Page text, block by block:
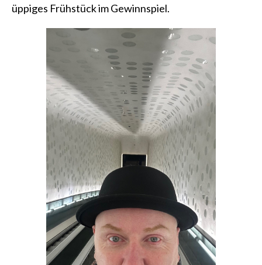
üppiges Frühstück im Gewinnspiel.